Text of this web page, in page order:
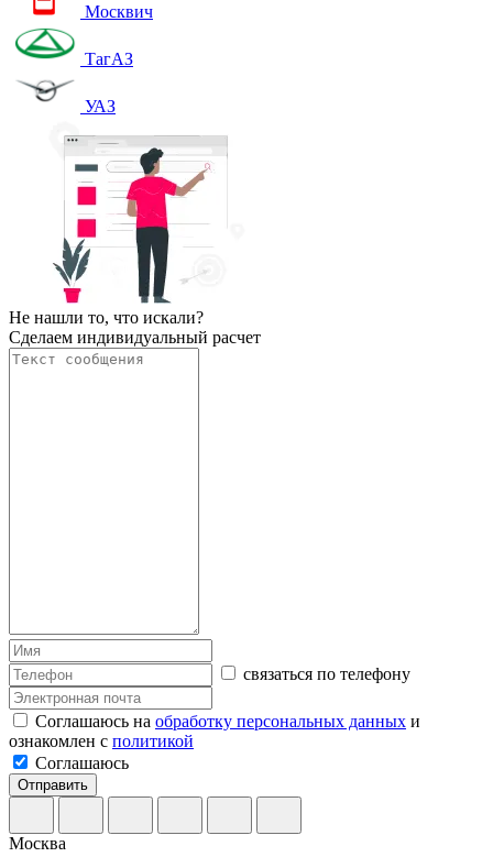
Москвич
ТагАЗ
УАЗ
Не нашли то, что искали?
Сделаем индивидуальный расчет
связаться по телефону
Соглашаюсь на обработку персональных данных и
ознакомлен с политикой
Соглашаюсь
Отправить
Москва